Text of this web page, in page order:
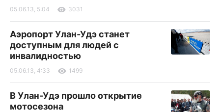
05.06.13, 5:04 3031
Аэропорт Улан-Удэ станет
доступным для людей с
инвалидностью
05.06.13, 4:33 1499
В Улан-Удэ прошло открытие
мотосезона